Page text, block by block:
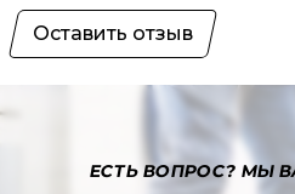
Оставить отзыв
ЕСТЬ ВОПРОС?МЫ